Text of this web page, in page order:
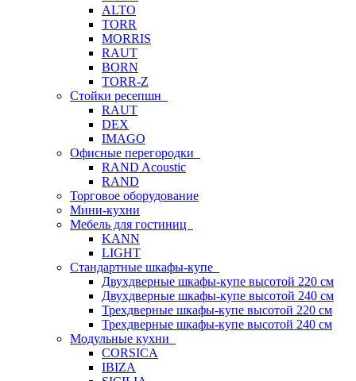
ALTO
TORR
MORRIS
RAUT
BORN
TORR-Z
Стойки ресепшн
RAUT
DEX
IMAGO
Офисные перегородки
RAND Acoustic
RAND
Торговое оборудование
Мини-кухни
Мебель для гостиниц
KANN
LIGHT
Стандартные шкафы-купе
Двухдверные шкафы-купе высотой 220 см
Двухдверные шкафы-купе высотой 240 см
Трехдверные шкафы-купе высотой 220 см
Трехдверные шкафы-купе высотой 240 см
Модульные кухни
CORSICA
IBIZA